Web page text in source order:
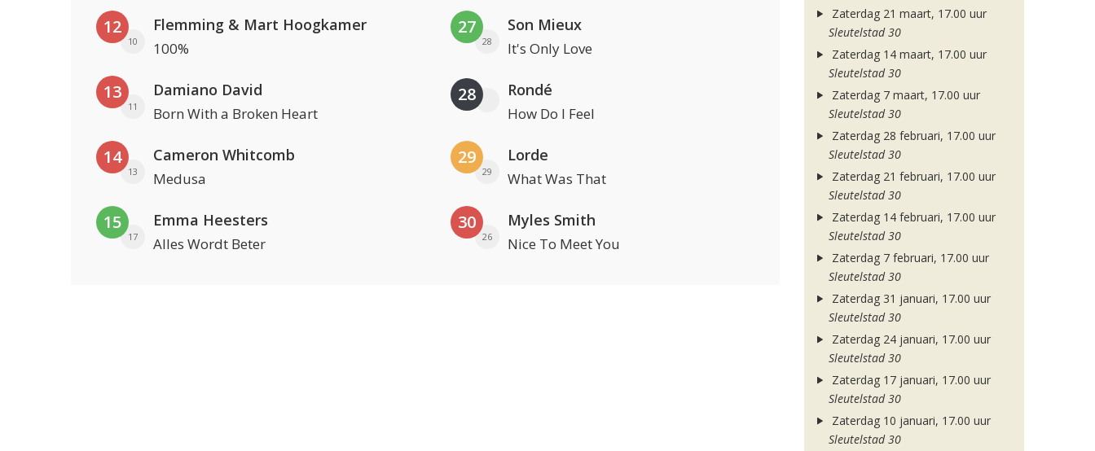
12
10
Flemming & Mart Hoogkamer
100%
13
11
Damiano David
Born With a Broken Heart
14
13
Cameron Whitcomb
Medusa
15
17
Emma Heesters
Alles Wordt Beter
27
28
Son Mieux
It's Only Love
28 Rondé
How Do I Feel
29
29
Lorde
What Was That
30
26
Myles Smith
Nice To Meet You
Zaterdag 21 maart, 17.00 uur
Sleutelstad 30
Zaterdag 14 maart, 17.00 uur
Sleutelstad 30
Zaterdag 7 maart, 17.00 uur
Sleutelstad 30
Zaterdag 28 februari, 17.00 uur
Sleutelstad 30
Zaterdag 21 februari, 17.00 uur
Sleutelstad 30
Zaterdag 14 februari, 17.00 uur
Sleutelstad 30
Zaterdag 7 februari, 17.00 uur
Sleutelstad 30
Zaterdag 31 januari, 17.00 uur
Sleutelstad 30
Zaterdag 24 januari, 17.00 uur
Sleutelstad 30
Zaterdag 17 januari, 17.00 uur
Sleutelstad 30
Zaterdag 10 januari, 17.00 uur
Sleutelstad 30